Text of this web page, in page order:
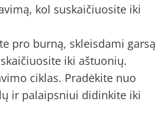
kol suskaičiuosite iki
pro burną, skleisdami garsą
iki aštuonių.
ciklas. Pradėkite nuo
ir palaipsniui didinkite iki